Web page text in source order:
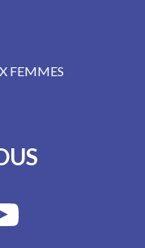
FEMMES